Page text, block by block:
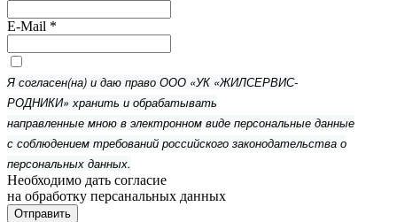
E-Mail *
Я согласен(на) и даю право ООО «УК «ЖИЛСЕРВИС-
РОДНИКИ» хранить и обрабатывать
направленные мною в электронном виде персональные данные
с соблюдением требований российского законодательства о
персональных данных.
Необходимо дать согласие
на обработку персанальных данных